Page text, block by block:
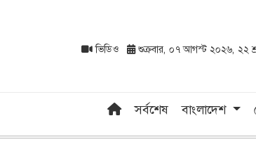
ভিডিও শুক্রবার, ০৭ আগস্ট ২০২৬, ২২
সর্বশেষ বাংলাদেশ